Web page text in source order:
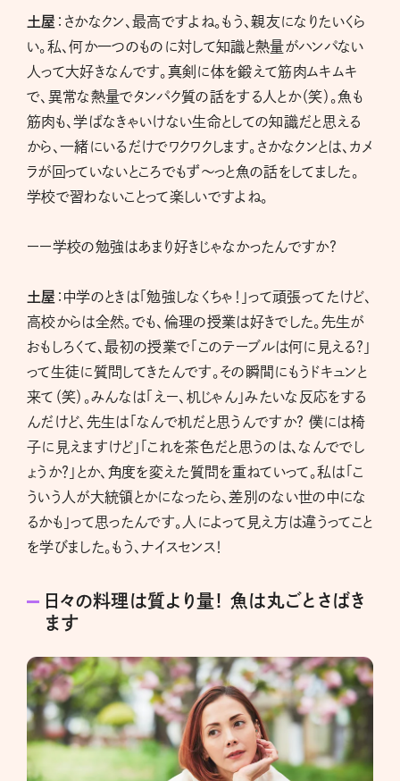
土屋 ：さかなクン、最高ですよね。もう、親友になりたいくら
い。私、何か一つのものに対して知識と熱量がハンパない
人って大好きなんです。真剣に体を鍛えて筋肉ムキムキ
で、異常な熱量でタンパク質の話をする人とか（笑）。魚も
筋肉も、学ばなきゃいけない生命としての知識だと思える
から、一緒にいるだけでワクワクします。さかなクンとは、カメ
ラが回っていないところでもず～っと魚の話をしてました。
学校で習わないことって楽しいですよね。
ーー学校の勉強はあまり好きじゃなかったんですか?
土屋 ：中学のときは「勉強しなくちゃ！」って頑張ってたけど、
高校からは全然。でも、倫理の授業は好きでした。先生が
おもしろくて、最初の授業で「このテーブルは何に見える?」
って生徒に質問してきたんです。その瞬間にもうドキュンと
来て（笑）。みんなは「えー、机じゃん」みたいな反応をする
んだけど、先生は「なんで机だと思うんですか? 僕には椅
子に見えますけど」「これを茶色だと思うのは、なんででし
ょうか？」とか、角度を変えた質問を重ねていって。私は「こ
ういう人が大統領とかになったら、差別のない世の中にな
るかも」って思ったんです。人によって見え方は違うってこと
を学びました。もう、ナイスセンス！
日々の料理は質より量！ 魚は丸ごとさばき
ます